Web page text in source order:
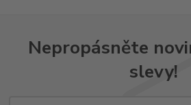
Nepropásněte
slevy!